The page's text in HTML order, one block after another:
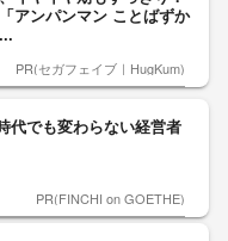
アンパンマン ことばずか
PR(セガフェイブ｜HugKum)
代でも変わらない経営者
PR(FINCHI on GOETHE)